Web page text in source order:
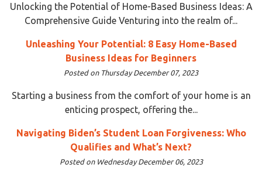
Unlocking the Potential of Home-Based Business Ideas: A
Comprehensive Guide Venturing into the realm of...
Unleashing Your Potential: 8 Easy Home-Based
Business Ideas for Beginners
Posted on Thursday December 07, 2023
Starting a business from the comfort of your home is an
enticing prospect, offering the...
Navigating Biden’s Student Loan Forgiveness: Who
Qualifies and What’s Next?
Posted on Wednesday December 06, 2023